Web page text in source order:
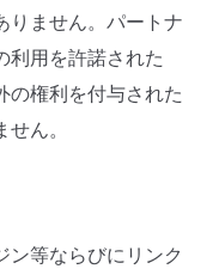
りません。パートナ
利用を許諾された
の権利を付与された
ん。
ン等ならびにリンク